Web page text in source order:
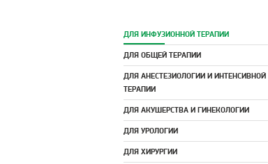
ДЛЯ ИНФУЗИОННОЙ ТЕРАПИИ
ДЛЯ ОБЩЕЙ ТЕРАПИИ
ДЛЯ АНЕСТЕЗИОЛОГИИ И ИНТЕНСИВНОЙ
ТЕРАПИИ
ДЛЯ АКУШЕРСТВА И ГИНЕКОЛОГИИ
ДЛЯ УРОЛОГИИ
ДЛЯ ХИРУРГИИ